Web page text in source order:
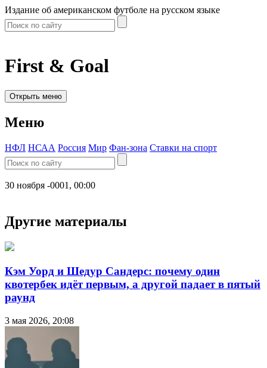
Издание об американском футболе на русском языке
First & Goal
Открыть меню
Меню
НФЛ НСАА Россия Мир Фан-зона Ставки на спорт
30 ноября -0001, 00:00
Другие материалы
Кэм Уорд и Шедур Сандерс: почему один
квотербек идёт первым, а другой падает в пятый
раунд
3 мая 2026, 20:08